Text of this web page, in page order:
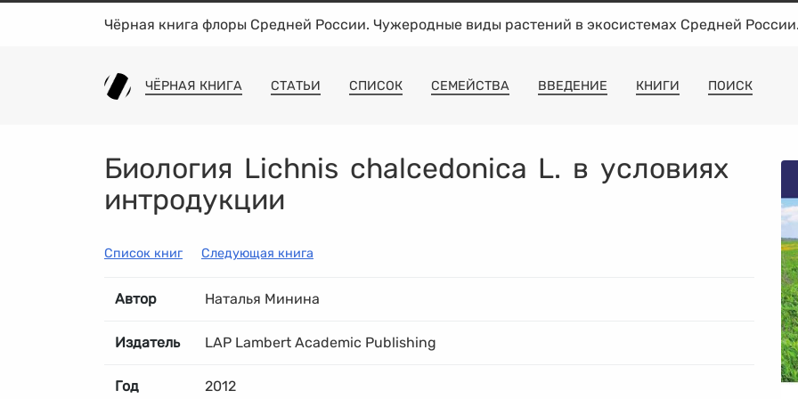
Чёрная книга флоры Средней России. Чужеродные виды растений в экосистемах Средней
ЧЁРНАЯ КНИГА СТАТЬИ СПИСОК СЕМЕЙСТВА ВВЕДЕНИЕ КНИГИ ПОИСК
Биология Lichnis chalcedonica L. в условиях
интродукции
Список книг Следующая книга
Автор Наталья Минина
Издатель LAP Lambert Academic Publishing
Год 2012